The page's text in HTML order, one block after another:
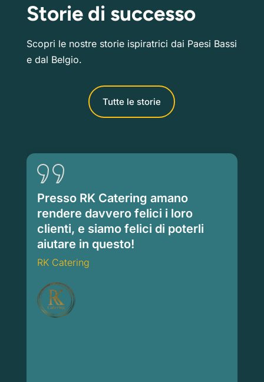
Storie di successo
Scopri le nostre storie ispiratrici dai Paesi Bassi
e dal Belgio.
Tutte le storie
Presso RK Catering amano
rendere davvero felici i loro
clienti, e siamo felici di poterli
aiutare in questo!
RK Catering
RK Catering